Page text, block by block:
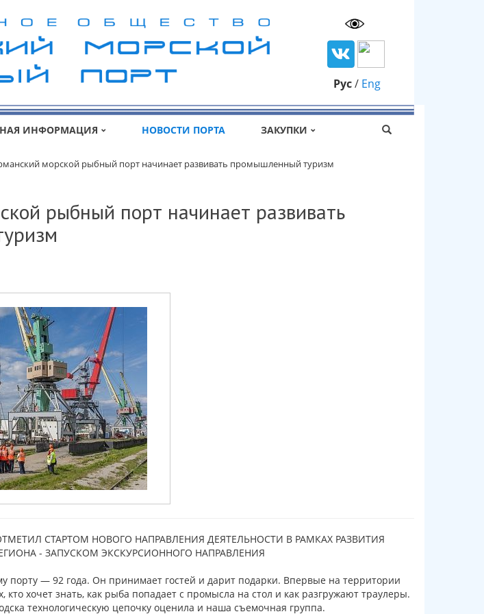
Рус/ Eng
ИНФОРМАЦИЯ НОВОСТИ ПОРТА ЗАКУПКИ
морской рыбный порт начинает развивать промышленный туризм
рыбный порт начинает развивать
СТАРТОМ НОВОГО НАПРАВЛЕНИЯ ДЕЯТЕЛЬНОСТИ В РАМКАХ РАЗВИТИЯ
- ЗАПУСКОМ ЭКСКУРСИОННОГО НАПРАВЛЕНИЯ
порту — 92 года. Он принимает гостей и дарит подарки. Впервые на территории
кто хочет знать, как рыба попадает с промысла на стол и как разгружают траулеры.
технологическую цепочку оценила и наша съемочная группа.